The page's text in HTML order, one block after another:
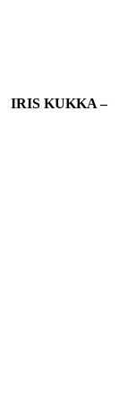
IRIS KUKKA –